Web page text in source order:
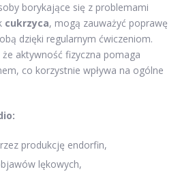
borykające się z problemami
cukrzyca, mogą zauważyć poprawę
dzięki regularnym ćwiczeniom.
aktywność fizyczna pomaga
co korzystnie wpływa na ogólne
produkcję endorfin,
lękowych,